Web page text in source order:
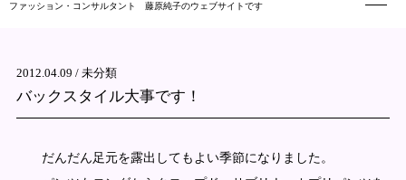
ファッション・コンサルタント 藤原純子のウェブサイトです
2012.04.09 / 未分類
バックスタイル大事です！
だんだん足元を露出してもよい季節になりました。